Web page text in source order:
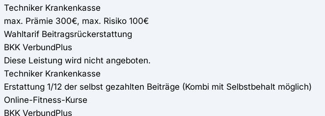
Techniker Krankenkasse
max. Prämie 300€, max. Risiko 100€
Wahltarif Beitragsrückerstattung
BKK VerbundPlus
Diese Leistung wird nicht angeboten.
Techniker Krankenkasse
Erstattung 1/12 der selbst gezahlten Beiträge (Kombi mit Selbstbehalt möglich)
Online-Fitness-Kurse
BKK VerbundPlus